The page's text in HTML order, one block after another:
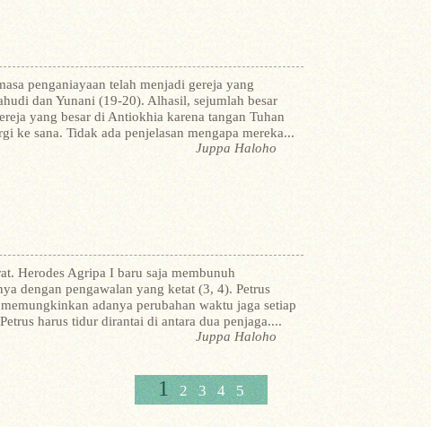
penganiayaan telah menjadi gereja yang
dan Yunani (19-20). Alhasil, sejumlah besar
yang besar di Antiokhia karena tangan Tuhan
ke sana. Tidak ada penjelasan mengapa mereka...
Juppa Haloho
Herodes Agripa I baru saja membunuh
dengan pengawalan yang ketat (3, 4). Petrus
adanya perubahan waktu jaga setiap
harus tidur dirantai di antara dua penjaga....
Juppa Haloho
1 2 3 4 5